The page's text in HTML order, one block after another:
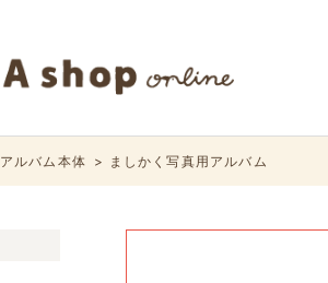
アルバム本体 ましかく写真用アルバム